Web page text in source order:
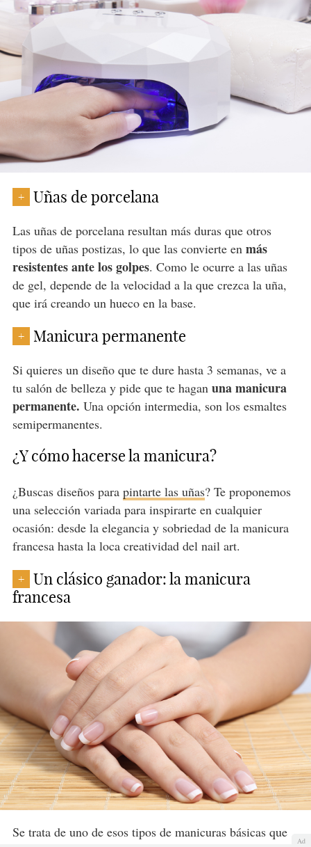
+ Uñas de porcelana
Las uñas de porcelana resultan más duras que otros
tipos de uñas postizas, lo que las convierte en más
resistentes ante los golpes. Como le ocurre a las uñas
de gel, depende de la velocidad a la que crezca la uña,
que irá creando un hueco en la base.
+ Manicura permanente
Si quieres un diseño que te dure hasta 3 semanas, ve a
tu salón de belleza y pide que te haganuna manicura
permanente. Una opción intermedia, son los esmaltes
semipermanentes.
¿Y cómo hacerse la manicura?
¿Buscas diseños para pintarte las uñas? Te proponemos
una selección variada para inspirarte en cualquier
ocasión: desde la elegancia y sobriedad de la manicura
francesa hasta la loca creatividad del nail art.
+
Un clásico ganador: la manicura
francesa
Se trata de uno de esos tipos de manicuras básicas que
Ad